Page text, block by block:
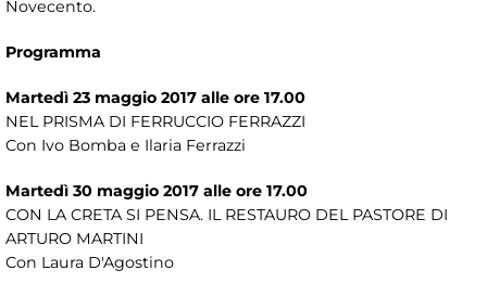
Novecento.
Programma
Martedì 23 maggio 2017 alle ore 17.00
NEL PRISMA DI FERRUCCIO FERRAZZI
Con Ivo Bomba e Ilaria Ferrazzi
Martedì 30 maggio 2017 alle ore 17.00
CON LA CRETA SI PENSA. IL RESTAURO DEL PASTORE DI
ARTURO MARTINI
Con Laura D'Agostino